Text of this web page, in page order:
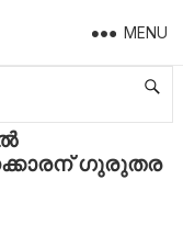
MENU
ജീവനക്കാരന് ഗുരുതര പരുക്ക്
ഗുരുതര